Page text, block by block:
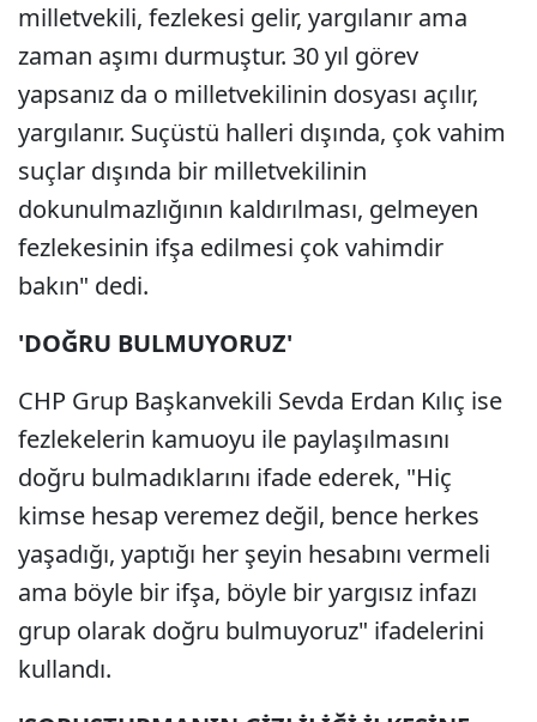
milletvekili, fezlekesi gelir, yargılanır ama
zaman aşımı durmuştur. 30 yıl görev
yapsanız da o milletvekilinin dosyası açılır,
yargılanır. Suçüstü halleri dışında, çok vahim
suçlar dışında bir milletvekilinin
dokunulmazlığının kaldırılması, gelmeyen
fezlekesinin ifşa edilmesi çok vahimdir
bakın" dedi.
'DOĞRU BULMUYORUZ'
CHP Grup Başkanvekili Sevda Erdan Kılıç ise
fezlekelerin kamuoyu ile paylaşılmasını
doğru bulmadıklarını ifade ederek, "Hiç
kimse hesap veremez değil, bence herkes
yaşadığı, yaptığı her şeyin hesabını vermeli
ama böyle bir ifşa, böyle bir yargısız infazı
grup olarak doğru bulmuyoruz" ifadelerini
kullandı.